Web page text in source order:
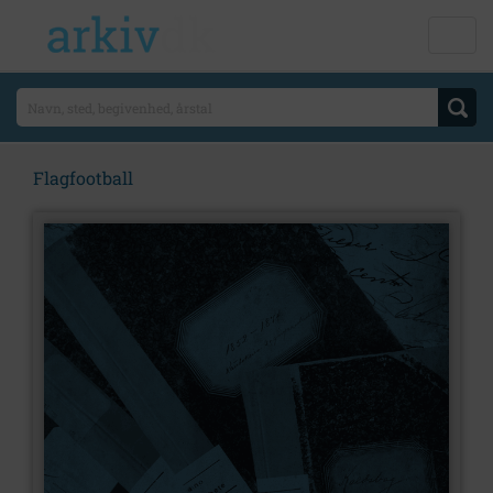
Flagfootball